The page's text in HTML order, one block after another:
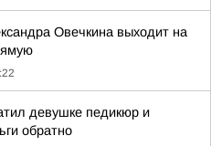
Овечкина выходит на
девушке педикюр и
обратно